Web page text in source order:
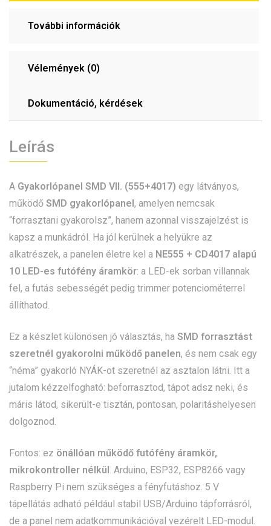
További információk
Vélemények (0)
Dokumentáció, kérdések
Leírás
A Gyakorlópanel SMD VII. (555+4017) egy látványos,
működő SMD gyakorlópanel, amelyen nemcsak
“forrasztani gyakorolsz”, hanem azonnal visszajelzést is
kapsz a munkádról. Ha jól kerülnek a helyükre az
alkatrészek, a panelen életre kel a NE555 + CD4017 alapú
10 LED-es futófény áramkör: a LED-ek sorban villannak
fel, a futás sebességét pedig trimmer potenciométerrel
állíthatod.
Ez a készlet különösen jó választás, ha SMD forrasztást
szeretnél gyakorolni működő panelen, és nem csak egy
“néma” gyakorló NYÁK-ot szeretnél az asztalon látni. Itt a
jutalom kézzelfogható: beforrasztod, tápot adsz neki, és
máris látod, sikerült-e tisztán, pontosan, polaritáshelyesen
dolgoznod.
Fontos: ez önállóan működő futófény áramkör,
mikrokontroller nélkül. Arduino, ESP32, ESP8266 vagy
Raspberry Pi nem szükséges a fényfutáshoz. 5 V
tápellátás adható például stabil USB/Arduino tápforrásról,
de a panel nem adatkommunikációval vezérelt LED-modul.